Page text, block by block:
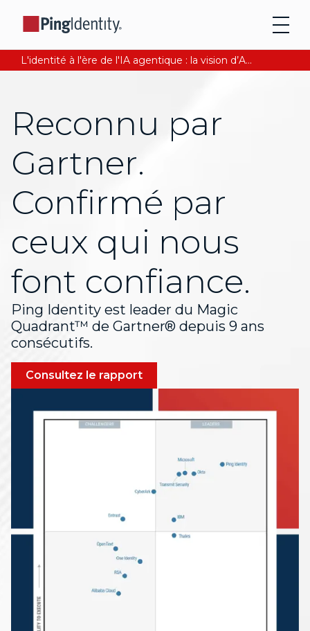
L'identité à l'ère de l'IA agentique : la vision d’Andre Durand sur la confiance numérique
Reconnu par
Gartner.
Confirmé par
ceux qui nous
font confiance.
Ping Identity est leader du Magic
Quadrant™ de Gartner® depuis 9 ans
consécutifs.
Consultez le rapport